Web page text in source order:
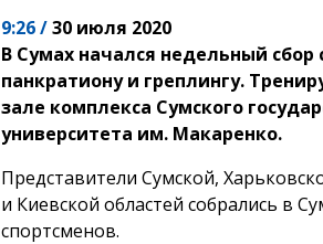
9:26 /30 июля 2020
В Сумах начался недельный
панкратиону и греплингу.
зале комплекса Сумского
университета им. Макаренко.
Представители Сумской,
и Киевской областей собрались в
спортсменов.